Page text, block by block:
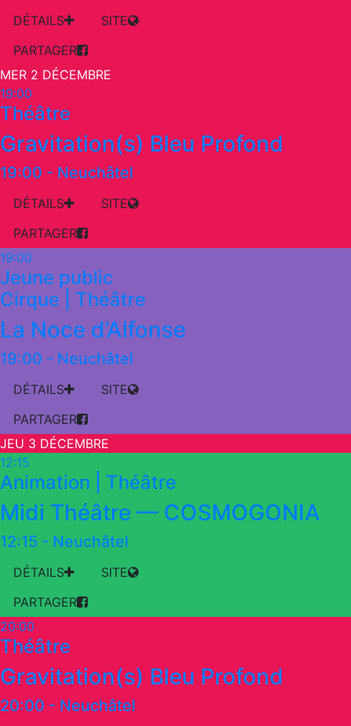
DÉTAILS
SITE
PARTAGER
MER 2 DÉCEMBRE
19:00
Théâtre
Gravitation(s) Bleu Profond
19:00 - Neuchâtel
DÉTAILS
SITE
PARTAGER
19:00
Jeune public
Cirque | Théâtre
La Noce d’Alfonse
19:00 - Neuchâtel
DÉTAILS
SITE
PARTAGER
JEU 3 DÉCEMBRE
12:15
Animation | Théâtre
Midi Théâtre — COSMOGONIA
12:15 - Neuchâtel
DÉTAILS
SITE
PARTAGER
20:00
Théâtre
Gravitation(s) Bleu Profond
20:00 - Neuchâtel